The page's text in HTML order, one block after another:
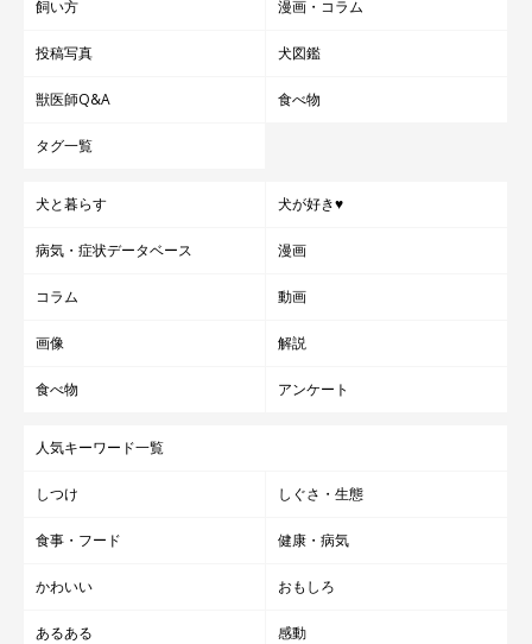
飼い方 漫画・コラム
投稿写真 犬図鑑
獣医師Q&A 食べ物
タグ一覧
犬と暮らす 犬が好き♥
病気・症状データベース 漫画
コラム 動画
画像 解説
食べ物 アンケート
人気キーワード一覧
しつけ しぐさ・生態
食事・フード 健康・病気
かわいい おもしろ
あるある 感動